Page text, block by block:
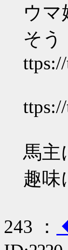
ウマ
そう
馬主
趣味
243 ：